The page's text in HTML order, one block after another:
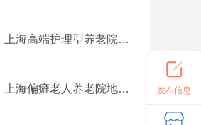
上海高端护理型养老院，上海护理院排名
上海偏瘫老人养老院地址，上海接收偏瘫老人的养老院名单 发布信息